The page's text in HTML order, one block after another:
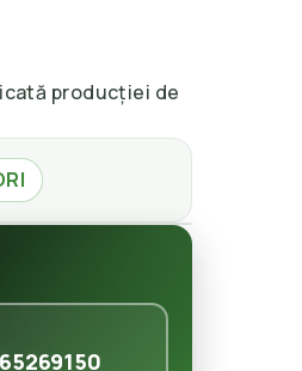
producției de